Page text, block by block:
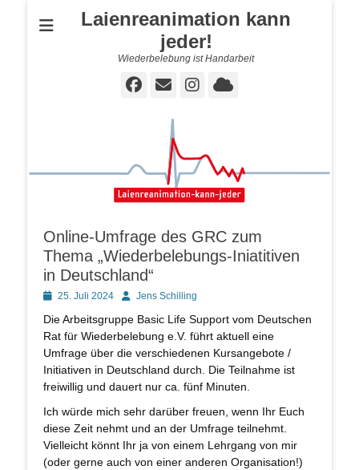
Laienreanimation kann
jeder!
Wiederbelebung ist Handarbeit
Facebook
E-
Instagram
Cloud
Online-Umfrage des GRC zum
Thema „Wiederbelebungs-Iniatitiven
in Deutschland“
Posted25. Juli 2024 AutorJens Schilling
Die Arbeitsgruppe Basic Life Support vom Deutschen
Rat für Wiederbelebung e.V. führt aktuell eine
Umfrage über die verschiedenen Kursangebote /
Initiativen in Deutschland durch. Die Teilnahme ist
freiwillig und dauert nur ca. fünf Minuten.
Ich würde mich sehr darüber freuen, wenn Ihr Euch
diese Zeit nehmt und an der Umfrage teilnehmt.
Vielleicht könnt Ihr ja von einem Lehrgang von mir
(oder gerne auch von einer anderen Organisation!)